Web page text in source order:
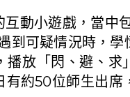
互動小遊戲，當中
可疑情況時，學
播放「閃、避、求
有約50位師生出席